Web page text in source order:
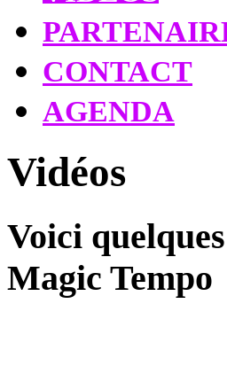
CONTACT
AGENDA
Vidéos
Voici
Magic Tempo